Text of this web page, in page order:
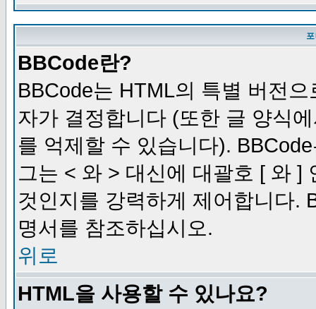
BBCode란?
BBCode는 HTML의 특별 버전
자가 결정합니다 (또한 글 양식
를 억제할 수 있습니다).
그는 < 와 > 대신에 대괄호 [ 와 ]
것인지를 강력하게 제어합니다.
명서를 참조하십시오.
위로
HTML을 사용할 수 있나요?